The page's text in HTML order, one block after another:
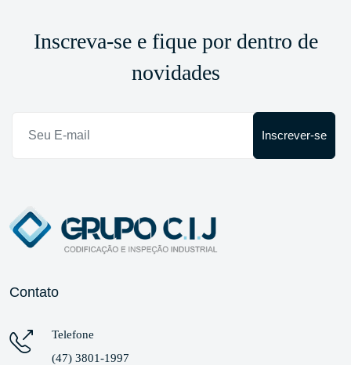
Inscreva-se e fique por dentro de
novidades
Inscrever-se
Contato
Telefone
(47) 3801-1997